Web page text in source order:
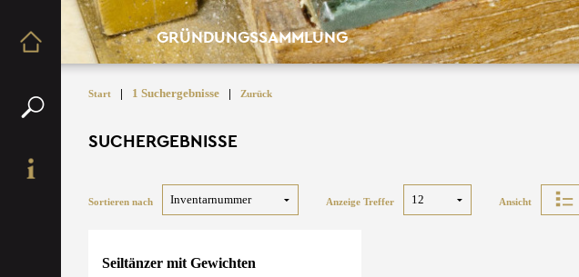
GRÜNDUNGSSAMMLUNG
Start | 1 Suchergebnisse | Zurück
SUCHERGEBNISSE
Sortieren nach Anzeige Treffer Ansicht
Seiltänzer mit Gewichten